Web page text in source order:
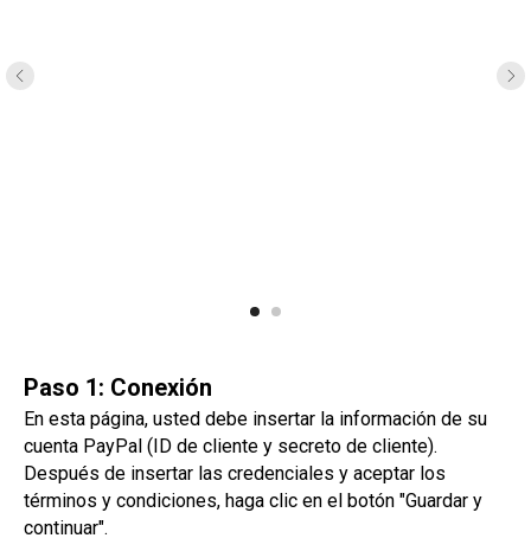
Paso 1: Conexión
En esta página, usted debe insertar la información de su
cuenta PayPal (ID de cliente y secreto de cliente).
Después de insertar las credenciales y aceptar los
términos y condiciones, haga clic en el botón "Guardar y
continuar".